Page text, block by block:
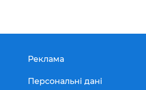
Реклама
Персональні дані